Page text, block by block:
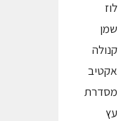
לוז
שמן
קנולה
אקטיב
מסדרת
עץ